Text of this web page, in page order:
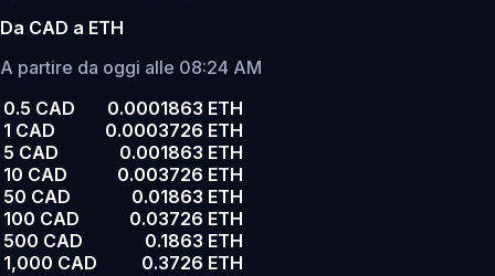
Da CAD a ETH
A partire da oggi alle 08:24 AM
0.5 CAD
0.0001863 ETH
1 CAD
0.0003726 ETH
5 CAD
0.001863 ETH
10 CAD
0.003726 ETH
50 CAD
0.01863 ETH
100 CAD
0.03726 ETH
500 CAD
0.1863 ETH
1,000 CAD
0.3726 ETH